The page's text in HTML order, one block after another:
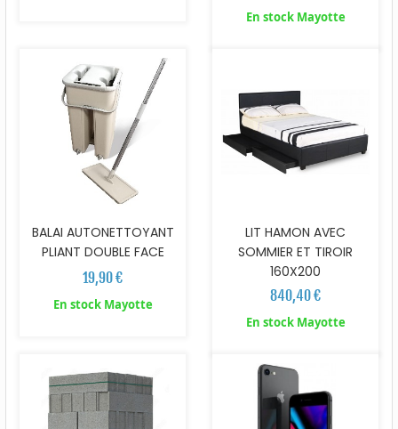
En stock Mayotte
BALAI AUTONETTOYANT
PLIANT DOUBLE FACE
19,90 €
En stock Mayotte
LIT HAMON AVEC
SOMMIER ET TIROIR
160X200
840,40 €
En stock Mayotte